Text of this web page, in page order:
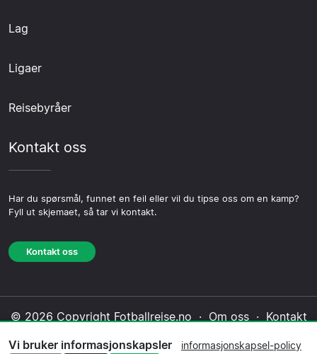
Lag
Ligaer
Reisebyråer
Kontakt oss
Har du spørsmål, funnet en feil eller vil du tipse oss om en kamp?
Fyll ut skjemaet, så tar vi kontakt.
Kontakt oss
© 2026 Copyright Fotballreise.no · Om oss· Kontakt
policy·Redaksjonell policy
Vi bruker informasjonskapsler informasjonskapsel-policy